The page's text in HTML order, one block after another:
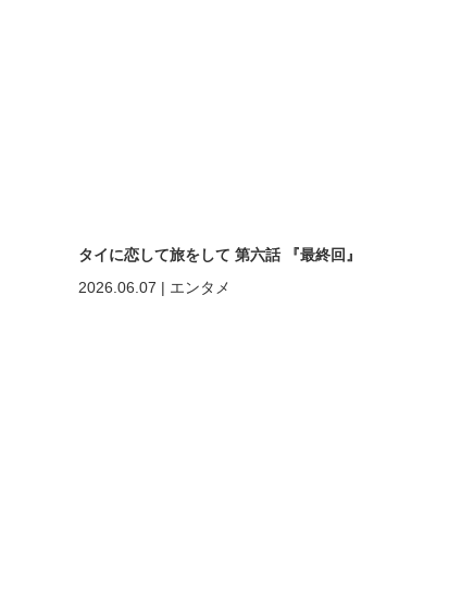
タイに恋して旅をして 第六話 『最終回』
2026.06.07 | エンタメ